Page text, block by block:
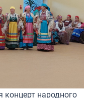
концерт народного